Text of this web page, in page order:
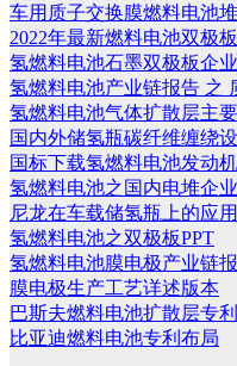
车用质子交换膜燃料电池
2022年最新燃料电池双极
氢燃料电池石墨双极板企
氢燃料电池产业链报告 之
氢燃料电池气体扩散层主
国内外储氢瓶碳纤维缠绕
国标下载氢燃料电池发动
氢燃料电池之国内电堆企
尼龙在车载储氢瓶上的应
氢燃料电池之双极板PPT
氢燃料电池膜电极产业链
膜电极生产工艺详述版本
巴斯夫燃料电池扩散层专利
比亚迪燃料电池专利布局